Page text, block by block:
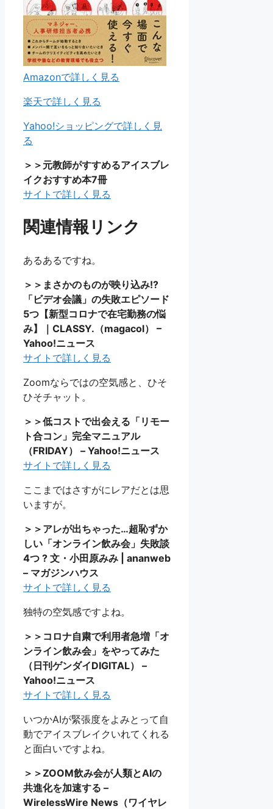
Amazonで詳しく見る
楽天で詳しく見る
Yahoo!ショッピングで詳しく見
る
＞＞元教師がすすめるアイスブレ
イクおすすめ本7冊
サイトで詳しく見る
関連情報リンク
あるあるですね。
＞＞まさかのものが映り込み!?
「ビデオ会議」の失敗エピソード
5つ【新型コロナで在宅勤務の悩
み】｜CLASSY.（magacol） –
Yahoo!ニュース
サイトで詳しく見る
Zoomならではの空気感と、ひそ
ひそチャット。
＞＞低コストで出会える「リモー
ト合コン」完全マニュアル
（FRIDAY） – Yahoo!ニュース
サイトで詳しく見る
ここまではさすがにレアだとは思
いますが。
＞＞アレが出ちゃった…超恥ずか
しい「オンライン飲み会」失敗談
4つ ? 文・小田原みみ | ananweb
– マガジンハウス
サイトで詳しく見る
独特の空気感ですよね。
＞＞コロナ自粛で利用者急増「オ
ンライン飲み会」をやってみた
（日刊ゲンダイDIGITAL） –
Yahoo!ニュース
サイトで詳しく見る
いつかAIが緊張度をよみとって自
動でアイスブレイクいれてくれる
と面白いですよね。
＞＞ZOOM飲み会が人類とAIの
共進化を加速する –
WirelessWire News（ワイヤレ